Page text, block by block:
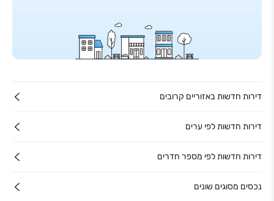
דירות חדשות באזוריים קרובים
דירות חדשות לפי ערים
דירות חדשות לפי מספר חדרים
נכסים מסוגים שונים